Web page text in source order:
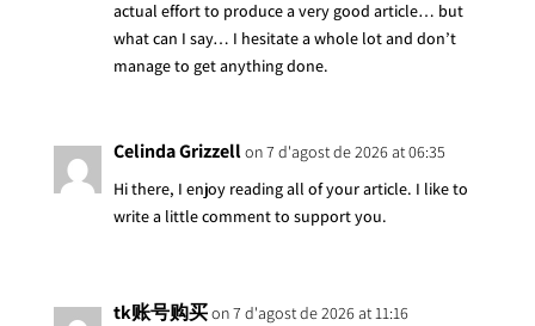
actual effort to produce a very good article… but
what can I say… I hesitate a whole lot and don’t
manage to get anything done.
Celinda Grizzellon 7 d'agost de 2026 at 06:35
Hi there, I enjoy reading all of your article. I like to
write a little comment to support you.
tk账号购买on 7 d'agost de 2026 at 11:16